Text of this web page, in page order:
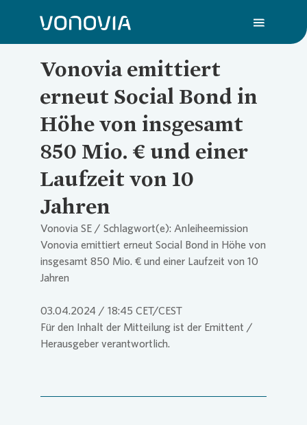
Über uns
Nachhaltigkeit
Presse
Vonovia emittiert
erneut Social Bond in
Höhe von insgesamt
850 Mio. € und einer
Laufzeit von 10
Jahren
Vonovia SE / Schlagwort(e): Anleiheemission
Vonovia emittiert erneut Social Bond in Höhe von
insgesamt 850 Mio. € und einer Laufzeit von 10
Jahren
03.04.2024 / 18:45 CET/CEST
Für den Inhalt der Mitteilung ist der Emittent /
Herausgeber verantwortlich.